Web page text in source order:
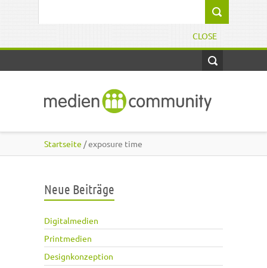
CLOSE
Startseite / exposure time
Neue Beiträge
Digitalmedien
Printmedien
Designkonzeption